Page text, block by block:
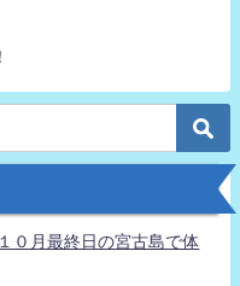
０月最終日の宮古島で体